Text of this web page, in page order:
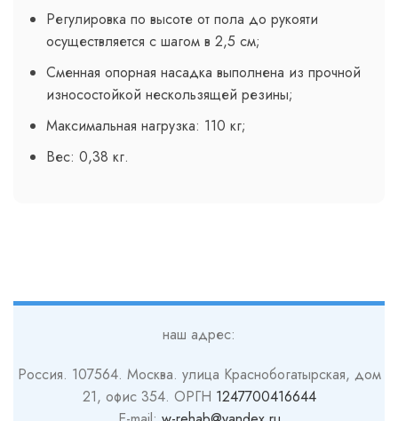
Регулировка по высоте от пола до рукояти
осуществляется с шагом в 2,5 см;
Сменная опорная насадка выполнена из прочной
износостойкой нескользящей резины;
Максимальная нагрузка: 110 кг;
Вес: 0,38 кг.
наш адрес:
Россия. 107564. Москва. улица Краснобогатырская, дом
21, офис 354. ОРГН 1247700416644